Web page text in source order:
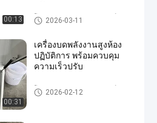
00:13
เสริม
โรงงานลูกบอลดาวเคราะห์
2026-03-11
00:31
เครื่องบดพลังงานสูงห้อง
ปฏิบัติการ พร้อมควบคุม
ความเร็วปรับ
โรงงานลูกบอลดาวเคราะห์
2026-02-12